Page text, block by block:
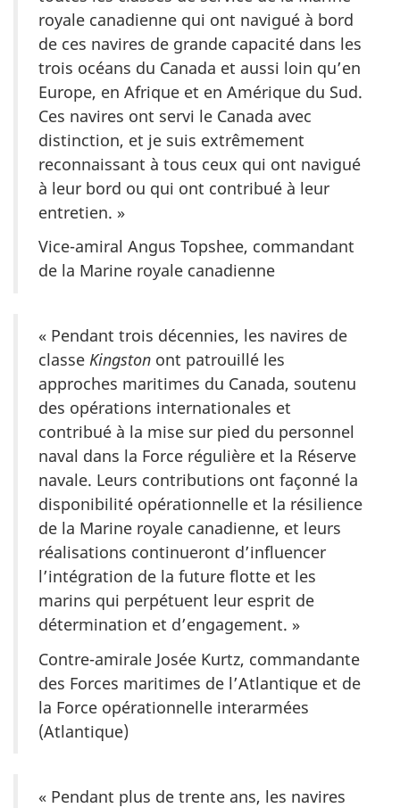
royale canadienne qui ont navigué à bord
de ces navires de grande capacité dans les
trois océans du Canada et aussi loin qu’en
Europe, en Afrique et en Amérique du Sud.
Ces navires ont servi le Canada avec
distinction, et je suis extrêmement
reconnaissant à tous ceux qui ont navigué
à leur bord ou qui ont contribué à leur
entretien. »
Vice-amiral Angus Topshee, commandant
de la Marine royale canadienne
« Pendant trois décennies, les navires de
classe Kingston ont patrouillé les
approches maritimes du Canada, soutenu
des opérations internationales et
contribué à la mise sur pied du personnel
naval dans la Force régulière et la Réserve
navale. Leurs contributions ont façonné la
disponibilité opérationnelle et la résilience
de la Marine royale canadienne, et leurs
réalisations continueront d’influencer
l’intégration de la future flotte et les
marins qui perpétuent leur esprit de
détermination et d’engagement. »
Contre-amirale Josée Kurtz, commandante
des Forces maritimes de l’Atlantique et de
la Force opérationnelle interarmées
(Atlantique)
« Pendant plus de trente ans, les navires